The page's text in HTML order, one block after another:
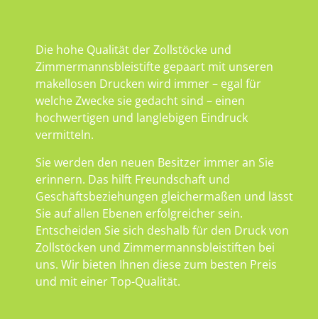
Die hohe Qualität der Zollstöcke und
Zimmermannsbleistifte gepaart mit unseren
makellosen Drucken wird immer – egal für
welche Zwecke sie gedacht sind – einen
hochwertigen und langlebigen Eindruck
vermitteln.
Sie werden den neuen Besitzer immer an Sie
erinnern. Das hilft Freundschaft und
Geschäftsbeziehungen gleichermaßen und lässt
Sie auf allen Ebenen erfolgreicher sein.
Entscheiden Sie sich deshalb für den Druck von
Zollstöcken und Zimmermannsbleistiften bei
uns. Wir bieten Ihnen diese zum besten Preis
und mit einer Top-Qualität.